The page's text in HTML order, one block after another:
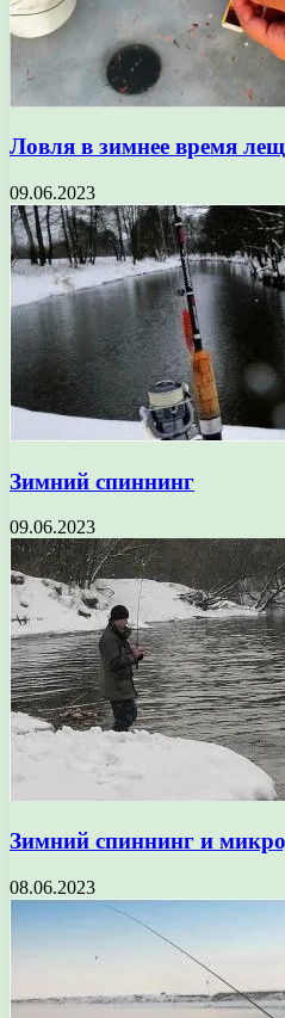
Ловля в зимнее время
09.06.2023
Зимний спиннинг
09.06.2023
Зимний спиннинг и
08.06.2023